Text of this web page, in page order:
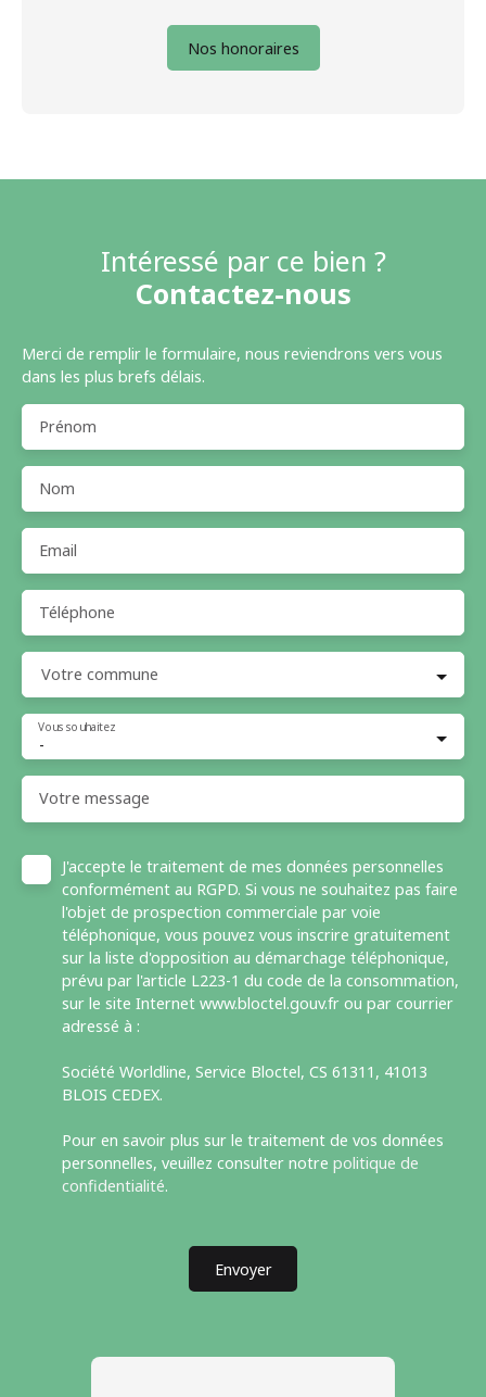
Nos honoraires
Intéressé par ce bien ?
Contactez-nous
Merci de remplir le formulaire, nous reviendrons vers vous
dans les plus brefs délais.
Prénom
Nom
Email
Téléphone
Votre commune
-
Vous souhaitez
Votre message
J'accepte le traitement de mes données personnelles
conformément au RGPD. Si vous ne souhaitez pas faire
l'objet de prospection commerciale par voie
téléphonique, vous pouvez vous inscrire gratuitement
sur la liste d'opposition au démarchage téléphonique,
prévu par l'article L223-1 du code de la consommation,
sur le site Internet www.bloctel.gouv.fr ou par courrier
adressé à :
Société Worldline, Service Bloctel, CS 61311, 41013
BLOIS CEDEX.
Pour en savoir plus sur le traitement de vos données
personnelles, veuillez consulter notre politique de
confidentialité.
Envoyer